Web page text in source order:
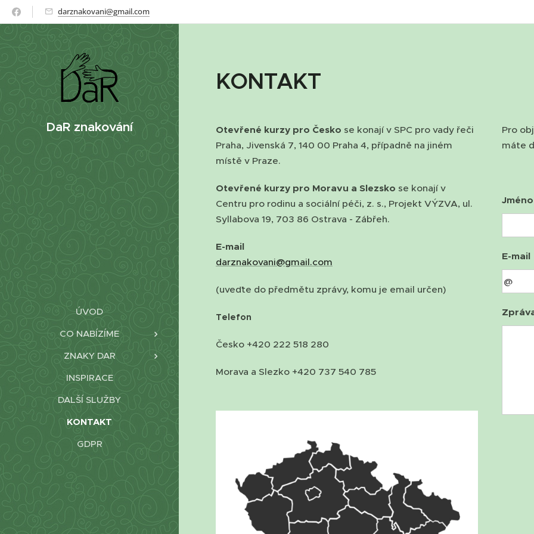
darznakovani@gmail.com
DaR znakování
ÚVOD
CO NABÍZÍME
ZNAKY DAR
INSPIRACE
DALŠÍ SLUŽBY
KONTAKT
GDPR
KONTAKT
Otevřené kurzy pro Česko se konají v SPC pro vady řeči
Praha, Jivenská 7, 140 00 Praha 4, případně na jiném
místě v Praze.
Otevřené kurzy pro Moravu a Slezsko se konají v
Centru pro rodinu a sociální péči, z. s., Projekt VÝZVA, ul.
Syllabova 19, 703 86 Ostrava - Zábřeh.
E-mail
darznakovani@gmail.com
(uveďte do předmětu zprávy, komu je email určen)
Telefon
Česko +420 222 518 280
Morava a Slezko +420 737 540 785
Pro
máte
E-mail